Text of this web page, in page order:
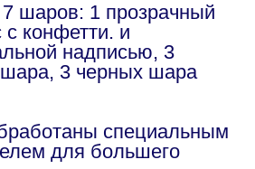
шаров: 1 прозрачный
конфетти. и
надписью, 3
3 черных шара
специальным
для большего